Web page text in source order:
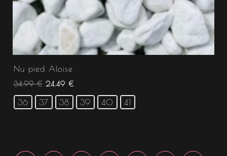
Nu pied Aloise
34.99€ 24.49 €
36 37 38 39 40 41